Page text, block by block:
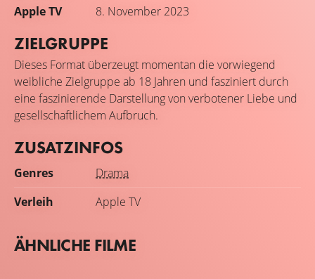
Apple TV 8. November 2023
ZIELGRUPPE
Dieses Format überzeugt momentan die vorwiegend
weibliche Zielgruppe ab 18 Jahren und fasziniert durch
eine faszinierende Darstellung von verbotener Liebe und
gesellschaftlichem Aufbruch.
ZUSATZINFOS
Genres
Drama
Verleih
Apple TV
ÄHNLICHE FILME